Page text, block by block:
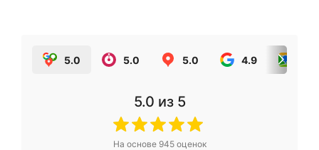
5.0 5.0 5.0 4.9
5.0 из 5
На основе 945оценок